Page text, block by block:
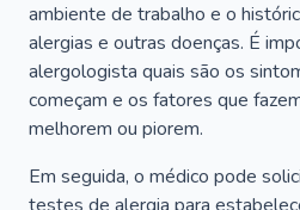
ambiente de trabalho e o
alergias e outras doenças. É
alergologista quais são os
começam e os fatores que
melhorem ou piorem.
Em seguida, o médico pode